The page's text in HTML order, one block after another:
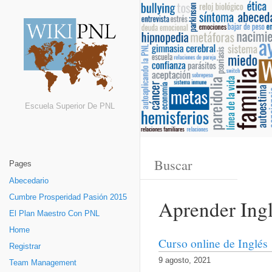
Escuela Superior De PNL
Pages
Abecedario
Cumbre Prosperidad Pasión 2015
El Plan Maestro Con PNL
Home
Registrar
Team Management
Aprender
Curso online de Inglés
9 agosto, 2021